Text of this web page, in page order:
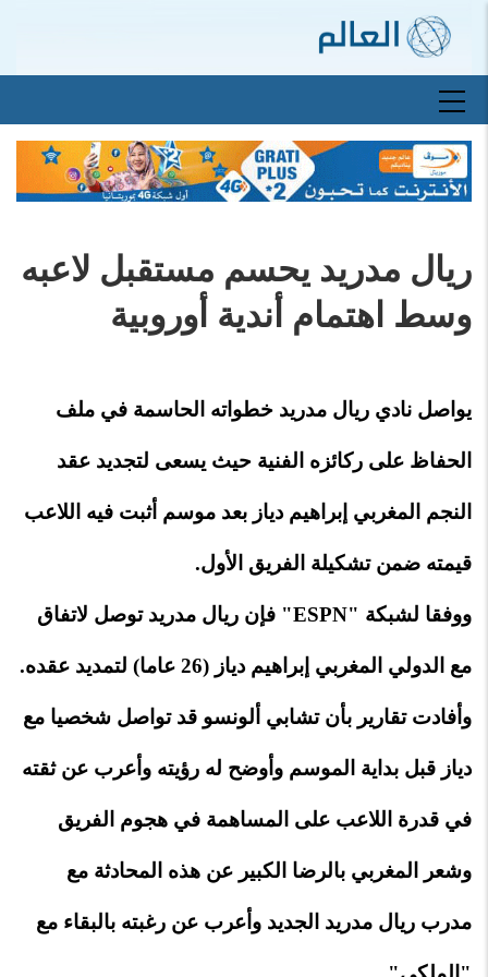
الرئيسيMain
navigation
ريال مدريد يحسم مستقبل لاعبه
وسط اهتمام أندية أوروبية
يواصل نادي ريال مدريد خطواته الحاسمة في ملف
الحفاظ على ركائزه الفنية حيث يسعى لتجديد عقد
النجم المغربي إبراهيم دياز بعد موسم أثبت فيه اللاعب
قيمته ضمن تشكيلة الفريق الأول.
ووفقا لشبكة "ESPN" فإن ريال مدريد توصل لاتفاق
مع الدولي المغربي إبراهيم دياز (26 عاما) لتمديد عقده.
وأفادت تقارير بأن تشابي ألونسو قد تواصل شخصيا مع
دياز قبل بداية الموسم وأوضح له رؤيته وأعرب عن ثقته
في قدرة اللاعب على المساهمة في هجوم الفريق
وشعر المغربي بالرضا الكبير عن هذه المحادثة مع
مدرب ريال مدريد الجديد وأعرب عن رغبته بالبقاء مع